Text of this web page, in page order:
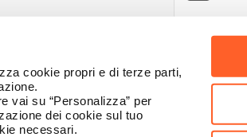
cookie propri e di terze parti,
vai su “Personalizza” per
dei cookie sul tuo
necessari.
Invia